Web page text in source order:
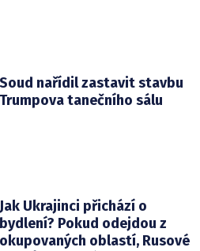
Soud nařídil zastavit stavbu
Trumpova tanečního sálu
Jak Ukrajinci přichází o
bydlení? Pokud odejdou z
okupovaných oblastí, Rusové